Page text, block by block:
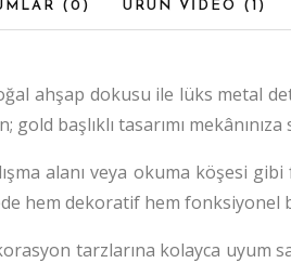
( 0 ) ÜRÜN VİDEO ( 1 )
ahşap dokusu ile lüks metal
başlıklı tasarımı
alanı veya okuma köşesi
hem dekoratif hem
tarzlarına kolayca uyum